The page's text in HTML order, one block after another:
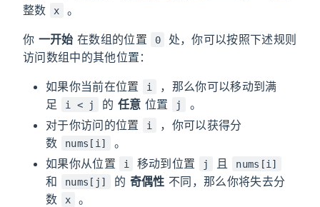
整数
x 。
你 一开始 在数组的位置 0
处，你可以按照下述规则
访问数组中的其他位置：
如果你当前在位置 i
，那么你可以移动到满
足
i < j 的任意 位置 j
。
对于你访问的位置
i
，你可以获得分
数
nums[i]
。
如果你从位置
i 移动到位置 j 且 nums[i]
和 nums[j] 的 奇偶性 不同，那么你将失去分
数
x 。